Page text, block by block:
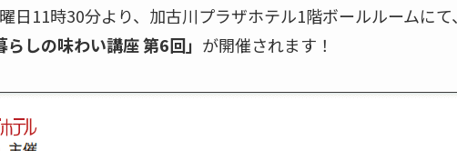
日11時30分より、加古川プラザホテル1階ボールルームにて、
しの味わい講座 第6回」 が開催されます！